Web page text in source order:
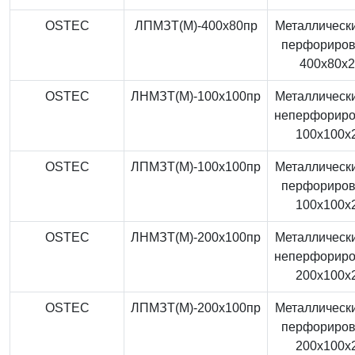
OSTEC ЛПМЗТ(М)-400x80пр
OSTEC ЛНМЗТ(М)-100x100пр
OSTEC ЛПМЗТ(М)-100x100пр
OSTEC ЛНМЗТ(М)-200x100пр
OSTEC ЛПМЗТ(М)-200x100пр